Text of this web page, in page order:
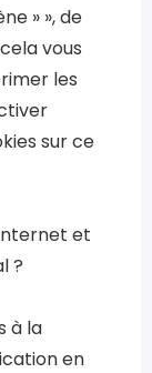
» », de
vous
les
sur ce
et
?
à la
en